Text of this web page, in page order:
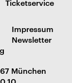
Ticketservice
Impressum
Newsletter
München